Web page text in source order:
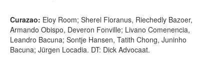
Curazao: Eloy Room; Sherel Floranus, Riechedly Bazoer,
Armando Obispo, Deveron Fonville; Livano Comenencia,
Leandro Bacuna; Sontje Hansen, Tatith Chong, Juninho
Bacuna; Jürgen Locadia. DT: Dick Advocaat.